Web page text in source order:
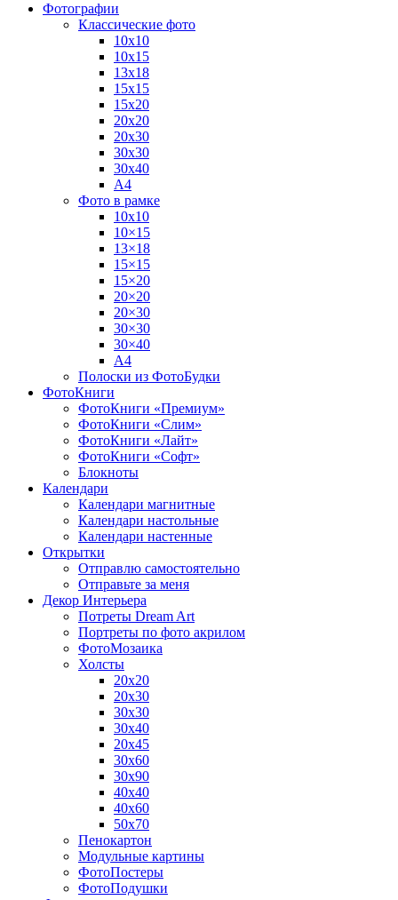
Фотографии
Классические фото
10х10
10х15
13х18
15х15
15х20
20х20
20х30
30х30
30х40
А4
Фото в рамке
10х10
10×15
13×18
15×15
15×20
20×20
20×30
30×30
30×40
A4
Полоски из ФотоБудки
ФотоКниги
ФотоКниги «Премиум»
ФотоКниги «Слим»
ФотоКниги «Лайт»
ФотоКниги «Софт»
Блокноты
Календари
Календари магнитные
Календари настольные
Календари настенные
Открытки
Отправлю самостоятельно
Отправьте за меня
Декор Интерьера
Потреты Dream Art
Портреты по фото акрилом
ФотоМозаика
Холсты
20х20
20х30
30х30
30х40
20х45
30х60
30х90
40х40
40х60
50х70
Пенокартон
Модульные картины
ФотоПостеры
ФотоПодушки